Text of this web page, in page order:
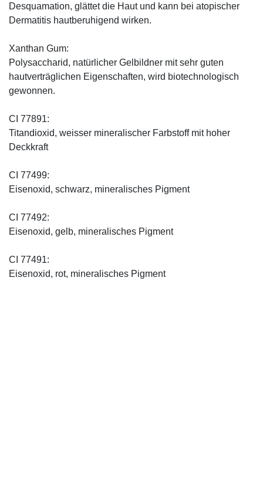
Desquamation, glättet die Haut und kann bei atopischer
Dermatitis hautberuhigend wirken.
Xanthan Gum:
Polysaccharid, natürlicher Gelbildner mit sehr guten
hautverträglichen Eigenschaften, wird biotechnologisch
gewonnen.
CI 77891:
Titandioxid, weisser mineralischer Farbstoff mit hoher
Deckkraft
CI 77499:
Eisenoxid, schwarz, mineralisches Pigment
CI 77492:
Eisenoxid, gelb, mineralisches Pigment
CI 77491:
Eisenoxid, rot, mineralisches Pigment